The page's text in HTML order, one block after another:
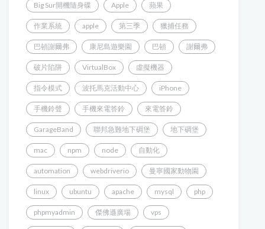
Big Sur開機隨身碟 Apple 蘋果
作業系統 apple 第三季 獵捕任務
巴頓謝爾弗 康尼島遊樂園 巴頓 謝爾弗
破片陷阱 VirtualBox 虛擬機器
指令模式 波托馬克活動中心 iPhone
手機鈴聲 手機來電答鈴 來電答鈴
GarageBand 聯邦急難地下碉堡 地下碉堡
mac npm node 自動化
automation webdriverio 曼寧國家動物園
linux ubuntu apache mysql php
phpmyadmin 傑佛遜廣場 vps